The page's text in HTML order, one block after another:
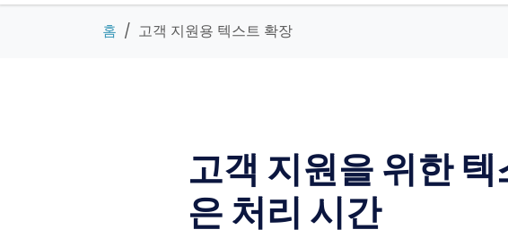
홈 고객 지원용 텍스트 확장
고객 지원을 위한
은 처리 시간